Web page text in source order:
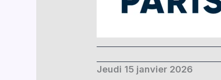
Jeudi 15 janvier 2026